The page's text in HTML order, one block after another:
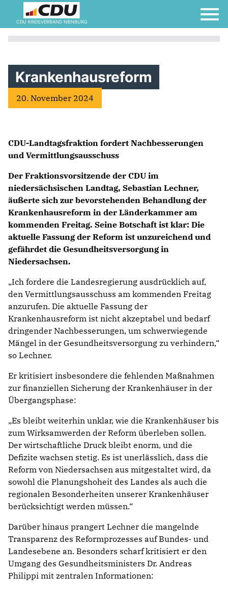
CDU KREISVERBAND NIENBURG
Krankenhausreform
20. November 2024
CDU-Landtagsfraktion fordert Nachbesserungen
und Vermittlungsausschuss
Der Fraktionsvorsitzende der CDU im
niedersächsischen Landtag, Sebastian Lechner,
äußerte sich zur bevorstehenden Behandlung der
Krankenhausreform in der Länderkammer am
kommenden Freitag. Seine Botschaft ist klar: Die
aktuelle Fassung der Reform ist unzureichend und
gefährdet die Gesundheitsversorgung in
Niedersachsen.
„Ich fordere die Landesregierung ausdrücklich auf,
den Vermittlungsausschuss am kommenden Freitag
anzurufen. Die aktuelle Fassung der
Krankenhausreform ist nicht akzeptabel und bedarf
dringender Nachbesserungen, um schwerwiegende
Mängel in der Gesundheitsversorgung zu verhindern,“
so Lechner.
Er kritisiert insbesondere die fehlenden Maßnahmen
zur finanziellen Sicherung der Krankenhäuser in der
Übergangsphase:
„Es bleibt weiterhin unklar, wie die Krankenhäuser bis
zum Wirksamwerden der Reform überleben sollen.
Der wirtschaftliche Druck bleibt enorm, und die
Defizite wachsen stetig. Es ist unerlässlich, dass die
Reform von Niedersachsen aus mitgestaltet wird, da
sowohl die Planungshoheit des Landes als auch die
regionalen Besonderheiten unserer Krankenhäuser
berücksichtigt werden müssen.“
Darüber hinaus prangert Lechner die mangelnde
Transparenz des Reformprozesses auf Bundes- und
Landesebene an. Besonders scharf kritisiert er den
Umgang des Gesundheitsministers Dr. Andreas
Philippi mit zentralen Informationen: